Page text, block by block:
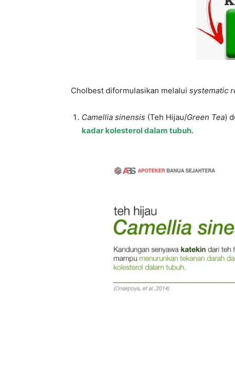
Cholbest diformulasikan melalui systematic
Camellia sinensis (Teh Hijau/Green Tea)
kadar kolesterol dalam tubuh.